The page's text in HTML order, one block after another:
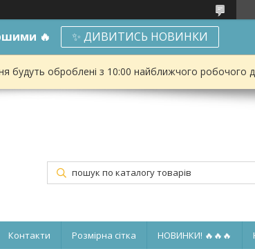
🔥 ✨ ДИВИТИСЬ НОВИНКИ
будуть оброблені з 10:00 найближчого робочого
Контакти Розмірна сітка НОВИНКИ! 🔥🔥🔥